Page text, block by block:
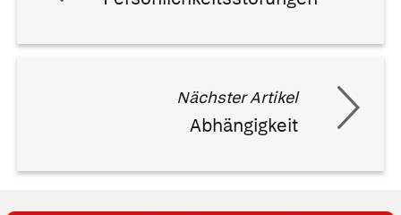
Nächster Artikel
Abhängigkeit